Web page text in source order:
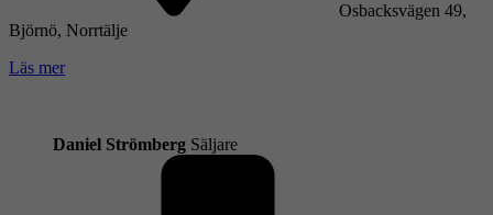
Osbacksvägen 49,
Björnö, Norrtälje
Läs mer
Daniel Strömberg Säljare